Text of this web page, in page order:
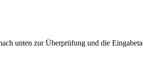
unten zur Überprüfung und die